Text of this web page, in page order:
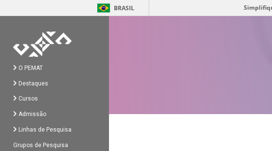
BRASIL
O PEMAT
Destaques
Cursos
Admissão
Linhas de Pesquisa
Grupos de Pesquisa